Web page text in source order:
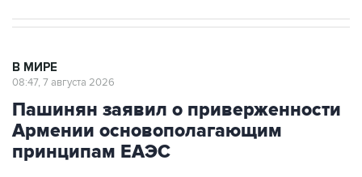
В МИРЕ
08:47, 7 августа 2026
Пашинян заявил о приверженности
Армении основополагающим
принципам ЕАЭС